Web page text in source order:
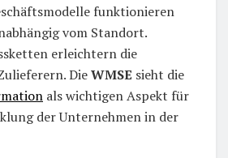
funktionieren
vom Standort.
erleichtern die
DieWMSE sieht die
als wichtigen Aspekt für
der Unternehmen in der